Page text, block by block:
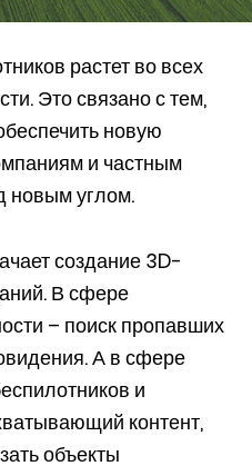
растет во всех
Это связано с тем,
новую
и частным
новым углом.
создание 3D-
В сфере
– поиск пропавших
А в сфере
и
контент,
объекты